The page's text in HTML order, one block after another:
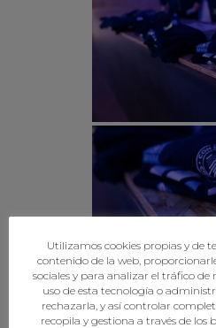
Utilizamos cookies propias y de
contenido de la web,
sociales y para analizar el tráfico de
uso de esta tecnología o
rechazarla, y así controlar
recopila y gestiona a través de los